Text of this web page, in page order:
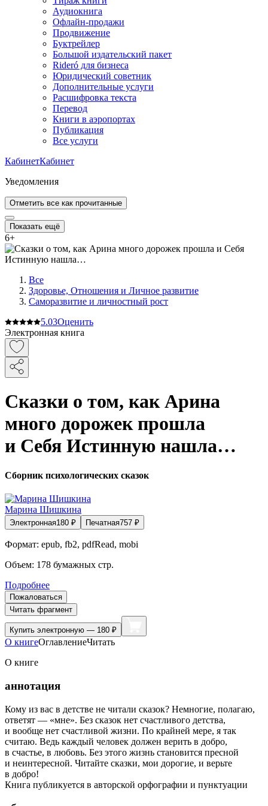
Аудиокнига
Офлайн-продажи
Продвижение
Буктрейлер
Большой издательский пакет
Rideró для бизнеса
Юридический советник
Дополнительные услуги
Расшифровка текста
Перевод
Книги в аэропортах
Публикация
Все услуги
КабинетКабинет
Уведомления
Отметить все как прочитанные
Показать ещё
6+
Все
Здоровье, Отношения и Личное развитие
Саморазвитие и личностный рост
5.03Оценить
Электронная книга
Сказки о том, как Арина
много дорожек прошла
и Себя Истинную нашла…
Сборник психологических сказок
Марина Шишкина
Электронная180 ₽ Печатная757 ₽
Формат: epub, fb2, pdfRead, mobi
Объем: 178 бумажных стр.
Подробнее
Пожаловаться
Читать фрагмент
Купить электронную — 180 ₽
О книгеОглавлениеЧитать
О книге
аннотация
Кому из вас в детстве не читали сказок? Немногие, полагаю,
ответят — «мне». Без сказок нет счастливого детства,
и вообще нет счастливой жизни. По крайней мере, я так
считаю. Ведь каждый человек должен верить в добро,
в счастье, в любовь. Без этого жизнь становится пресной
и неинтересной. Читайте сказки, мои дорогие, и верьте
в добро!
Книга публикуется в авторской орфографии и пунктуации